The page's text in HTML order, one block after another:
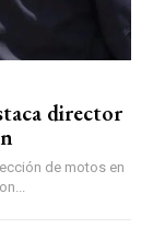
director
de motos en